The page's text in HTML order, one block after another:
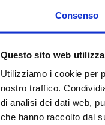
Consenso
Questo sito web
Utilizziamo i cookie per
nostro traffico.
di analisi dei dati web,
che hanno raccolto dal